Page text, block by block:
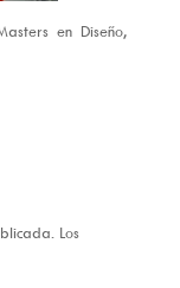
en Diseño,
Los